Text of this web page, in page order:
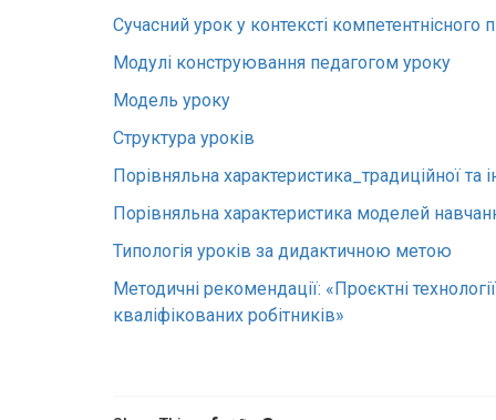
Сучасний урок у контексті компетентнісного
Модулі конструювання педагогом уроку
Модель уроку
Структура уроків
Порівняльна характеристика_традиційної та
Порівняльна характеристика моделей
Типологія уроків за дидактичною метою
Методичні рекомендації: «Проєктні
кваліфікованих робітників»